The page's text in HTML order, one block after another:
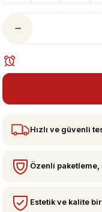
Hızlı ve güvenli
Özenli paketleme,
Estetik ve kalite